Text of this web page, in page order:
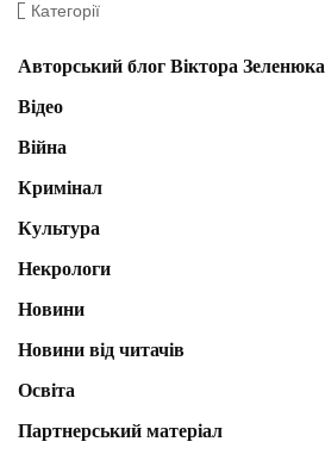
Категорії
Авторський блог Віктора Зеленюка
Відео
Війна
Кримінал
Культура
Некрологи
Новини
Новини від читачів
Освіта
Партнерський матеріал